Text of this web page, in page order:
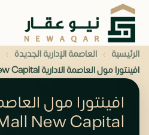
الرئيسية › العاصمة الإدارية الجديدة ›
افينتورا مول العاصمة الادارية Aventura Mall New Capital
افينتورا مول
New Capital